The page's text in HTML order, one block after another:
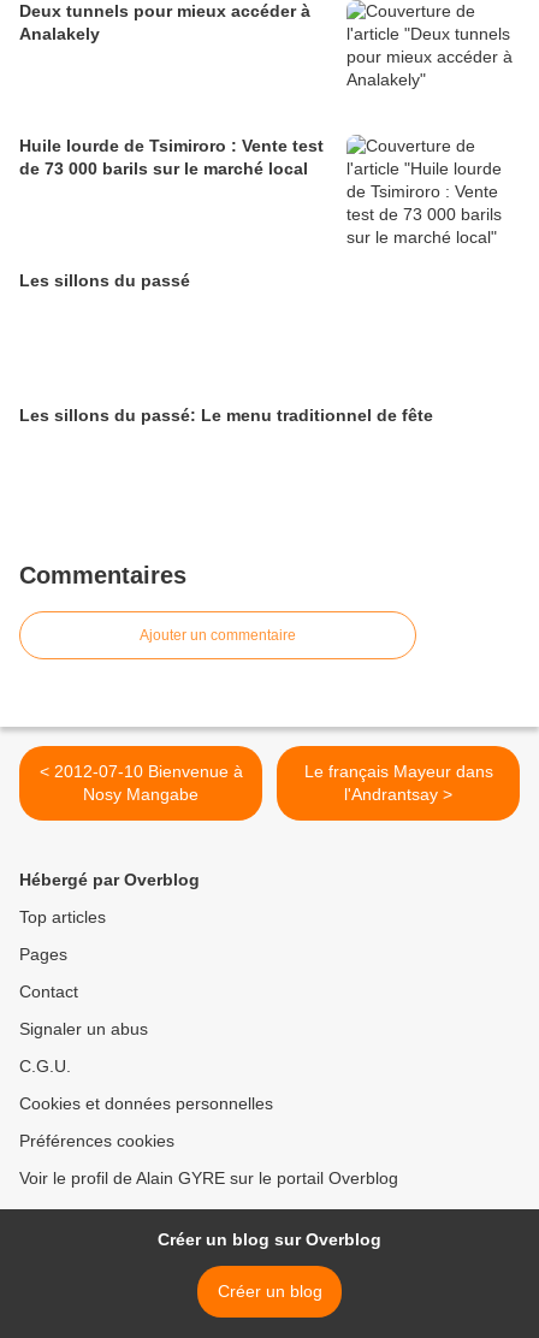
Deux tunnels pour mieux accéder à
Analakely
Huile lourde de Tsimiroro : Vente test
de 73 000 barils sur le marché local
Les sillons du passé
Les sillons du passé: Le menu traditionnel de fête
Commentaires
Ajouter un commentaire
< 2012-07-10 Bienvenue à
Nosy Mangabe
Le français Mayeur dans
l'Andrantsay >
Hébergé par Overblog
Top articles
Pages
Contact
Signaler un abus
C.G.U.
Cookies et données personnelles
Préférences cookies
Voir le profil de Alain GYRE sur le portail Overblog
Créer un blog sur Overblog
Créer un blog